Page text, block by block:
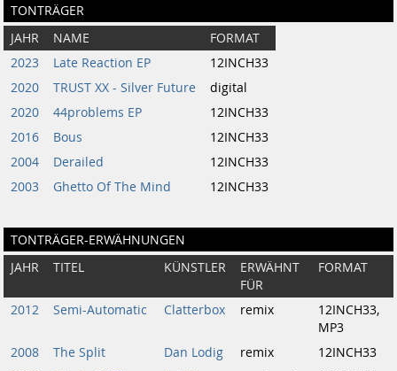
TONTRÄGER
JAHR NAME
FORMAT
2023
Late Reaction EP
12INCH33
2020
TRUST XX - Silver Future
digital
2020
44problems EP
12INCH33
2016
Bous
12INCH33
2004
Derailed
12INCH33
2003
Ghetto Of The Mind 12INCH33
TONTRÄGER-ERWÄHNUNGEN
JAHR TITEL KÜNSTLER
ERWÄHNT
FÜR
FORMAT
2012 Semi-Automatic Clatterbox remix
12INCH33,
MP3
2008
The Split Dan Lodig remix
12INCH33